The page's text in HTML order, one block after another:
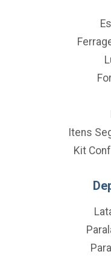
Itens
Kit